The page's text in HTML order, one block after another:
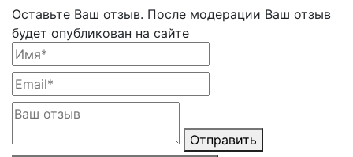
Оставьте Ваш отзыв. После модерации Ваш отзыв
будет опубликован на сайте
Отправить